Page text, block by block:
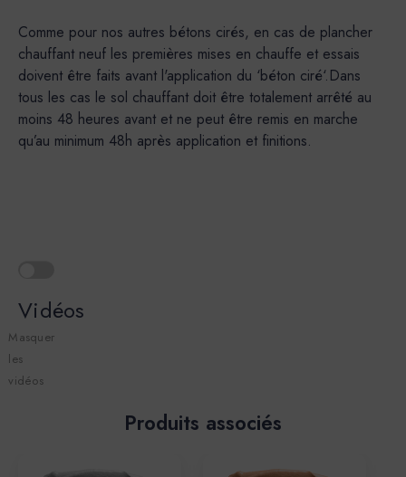
Comme pour nos autres bétons cirés, en cas de plancher
chauffant neuf les premières mises en chauffe et essais
doivent être faits avant l'application du ‘béton ciré‘.Dans
tous les cas le sol chauffant doit être totalement arrêté au
moins 48 heures avant et ne peut être remis en marche
qu’au minimum 48h après application et finitions.
Vidéos
Masquer
les
vidéos
Produits associés